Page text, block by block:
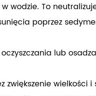
To
poprzez
lub
wielkości i